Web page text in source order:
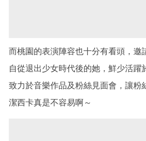
而桃園的表演陣容也十分有看頭，邀
自從退出少女時代後的她，鮮少活躍
致力於音樂作品及粉絲見面會，讓粉
潔西卡真是不容易啊～